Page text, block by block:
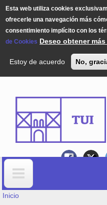
Esta web utiliza cookies
ofrecerle una navegación más
consentimiento implícito con los
de Cookies Deseo obtener
Estoy de acuerdo No,
Formulario de
USTED ESTÁ AQUÍ
Inicio